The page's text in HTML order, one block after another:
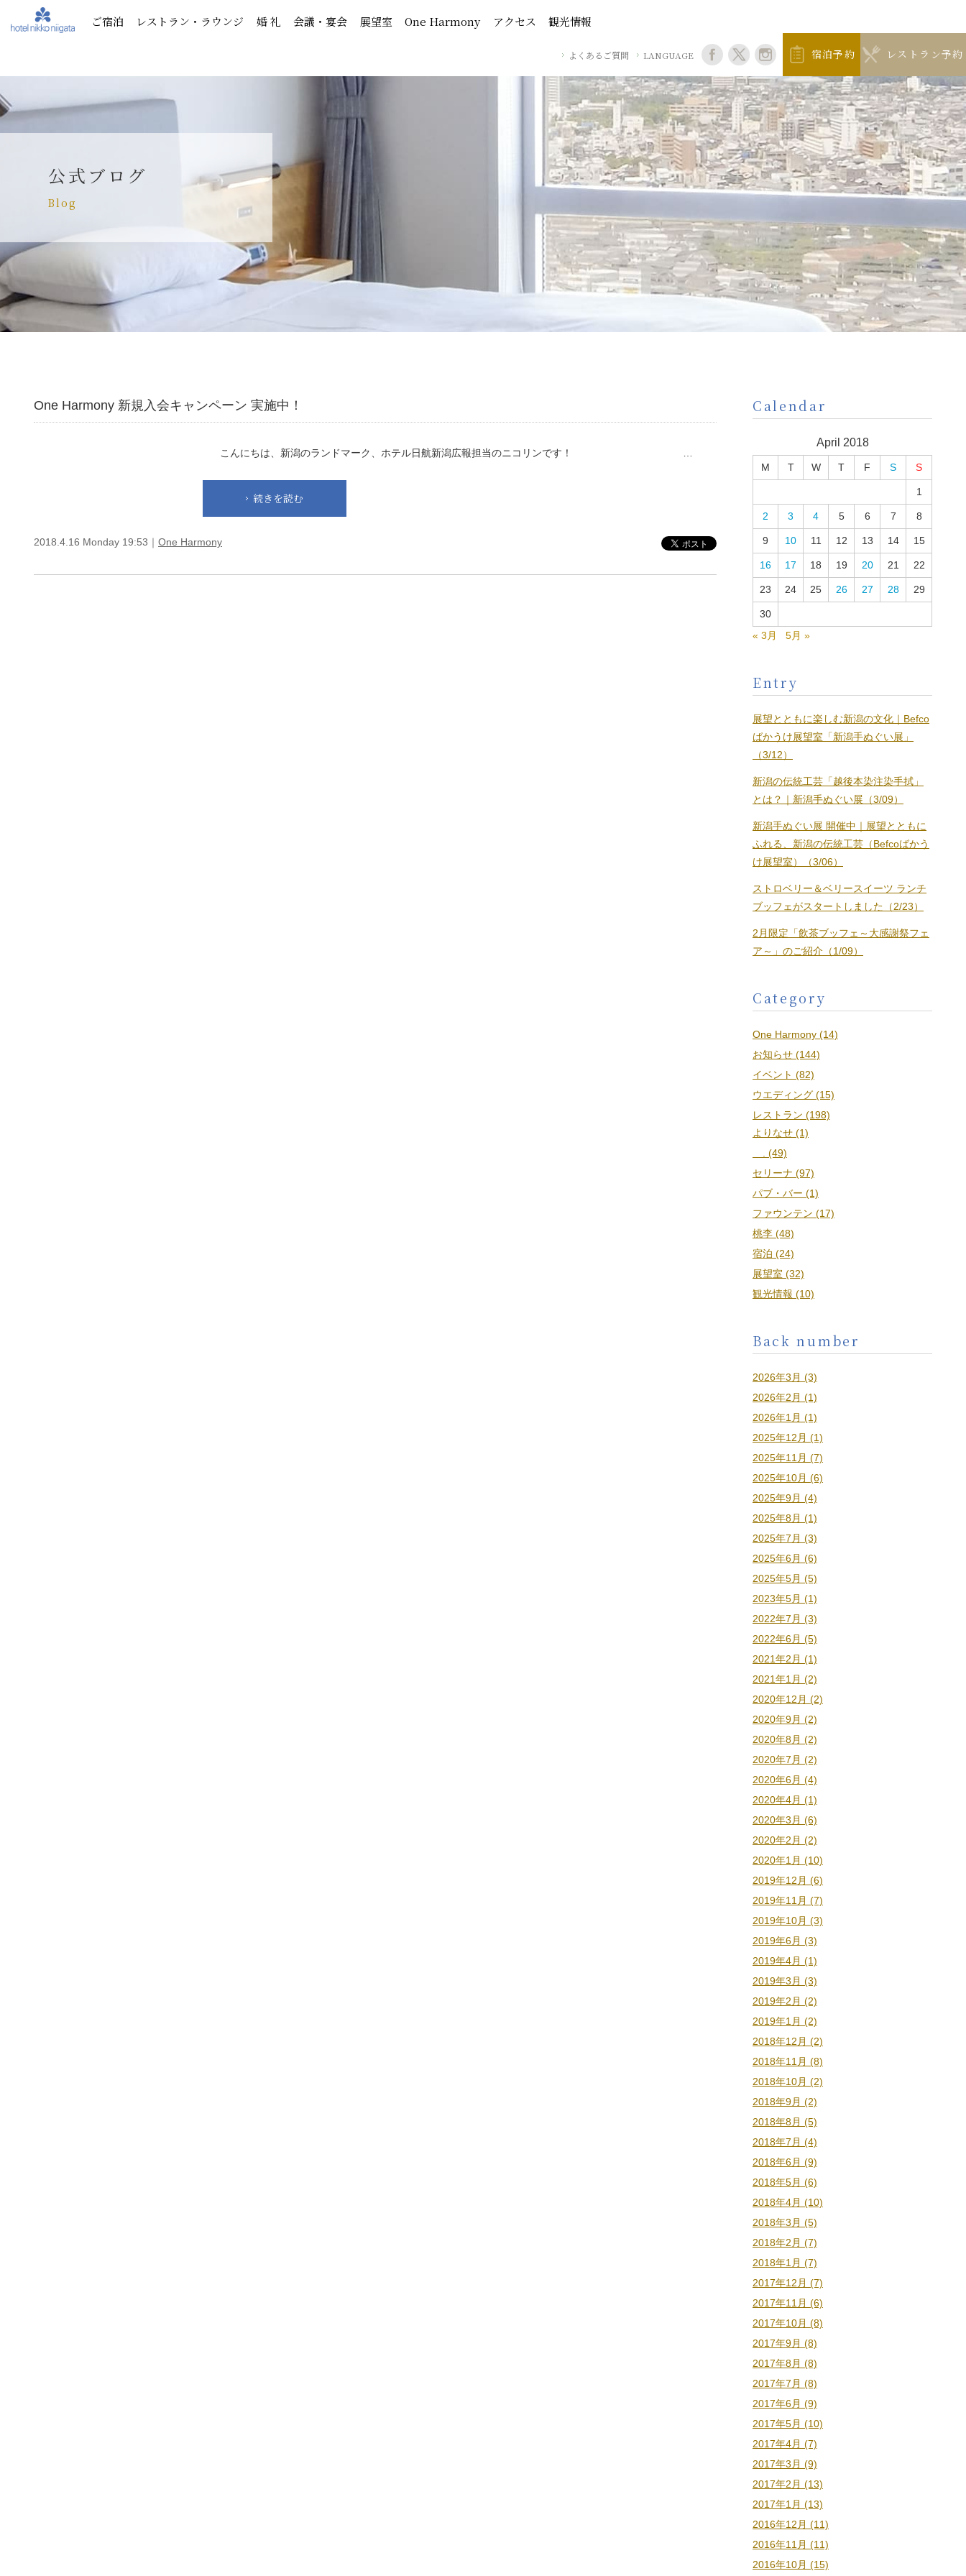
ご宿泊 レストラン・ラウンジ 婚 礼 会議・宴会 展望室 One Harmony アクセス 観光情報
よくあるご質問 LANGUAGE 宿泊予約 レストラン予約
公式ブログ
Blog
One Harmony 新規入会キャンペーン 実施中！
こんにちは、新潟のランドマーク、ホテル日航新潟広報担当のニコリンです！ …
続きを読む
2018.4.16 Monday 19:53｜ One Harmony
Calendar
April 2018
M T W T F S S
1
2 3 4 5 6 7 8
9 10 11 12 13 14 15
16 17 18 19 20 21 22
23 24 25 26 27 28 29
30
« 3月
5月 »
Entry
展望とともに楽しむ新潟の文化｜Befco
ばかうけ展望室「新潟手ぬぐい展」
（3/12）
新潟の伝統工芸「越後本染注染手拭」
とは？｜新潟手ぬぐい展（3/09）
新潟手ぬぐい展 開催中｜展望とともに
ふれる、新潟の伝統工芸（Befcoばかう
け展望室）（3/06）
ストロベリー＆ベリースイーツ ランチ
ブッフェがスタートしました（2/23）
2月限定「飲茶ブッフェ～大感謝祭フェ
ア～」のご紹介（1/09）
Category
One Harmony (14)
お知らせ (144)
イベント (82)
ウエディング (15)
レストラン (198)
よりなせ (1)
. (49)
セリーナ (97)
パブ・バー (1)
ファウンテン (17)
桃李 (48)
宿泊 (24)
展望室 (32)
観光情報 (10)
Back number
2026年3月 (3)
2026年2月 (1)
2026年1月 (1)
2025年12月 (1)
2025年11月 (7)
2025年10月 (6)
2025年9月 (4)
2025年8月 (1)
2025年7月 (3)
2025年6月 (6)
2025年5月 (5)
2023年5月 (1)
2022年7月 (3)
2022年6月 (5)
2021年2月 (1)
2021年1月 (2)
2020年12月 (2)
2020年9月 (2)
2020年8月 (2)
2020年7月 (2)
2020年6月 (4)
2020年4月 (1)
2020年3月 (6)
2020年2月 (2)
2020年1月 (10)
2019年12月 (6)
2019年11月 (7)
2019年10月 (3)
2019年6月 (3)
2019年4月 (1)
2019年3月 (3)
2019年2月 (2)
2019年1月 (2)
2018年12月 (2)
2018年11月 (8)
2018年10月 (2)
2018年9月 (2)
2018年8月 (5)
2018年7月 (4)
2018年6月 (9)
2018年5月 (6)
2018年4月 (10)
2018年3月 (5)
2018年2月 (7)
2018年1月 (7)
2017年12月 (7)
2017年11月 (6)
2017年10月 (8)
2017年9月 (8)
2017年8月 (8)
2017年7月 (8)
2017年6月 (9)
2017年5月 (10)
2017年4月 (7)
2017年3月 (9)
2017年2月 (13)
2017年1月 (13)
2016年12月 (11)
2016年11月 (11)
2016年10月 (15)